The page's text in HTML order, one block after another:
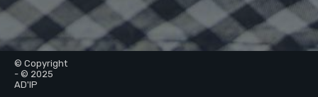
© Copyright
- © 2025
AD'IP